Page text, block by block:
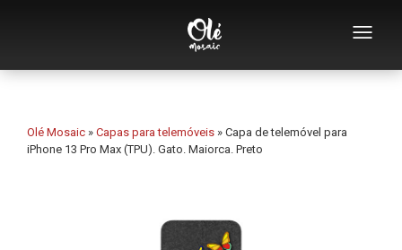
Quem somos
Abridores
Olé Mosaic » Capas para telemóveis » Capa de telemóvel para
iPhone 13 Pro Max (TPU). Gato. Maiorca. Preto